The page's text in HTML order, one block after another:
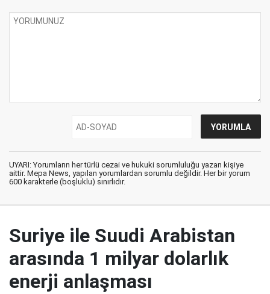
UYARI: Yorumların her türlü cezai ve hukuki sorumluluğu yazan kişiye
aittir. Mepa News, yapılan yorumlardan sorumlu değildir. Her bir yorum
600 karakterle (boşluklu) sınırlıdır.
Suriye ile Suudi Arabistan
arasında 1 milyar dolarlık
enerji anlaşması